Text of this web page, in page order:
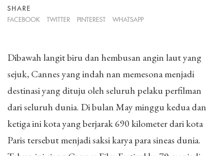
SHARE
FACEBOOK
TWITTER PINTEREST WHATSAPP
Dibawah langit biru dan hembusan angin laut yang
sejuk, Cannes yang indah nan memesona menjadi
destinasi yang dituju oleh seluruh pelaku perfilman
dari seluruh dunia. Di bulan May minggu kedua dan
ketiga ini kota yang berjarak 690 kilometer dari kota
Paris tersebut menjadi saksi karya para sineas dunia.